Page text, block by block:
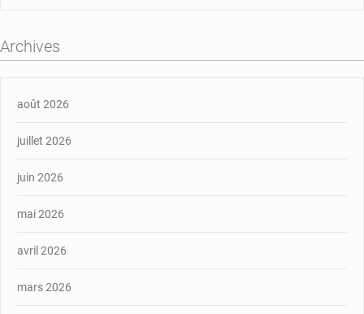
Archives
août 2026
juillet 2026
juin 2026
mai 2026
avril 2026
mars 2026